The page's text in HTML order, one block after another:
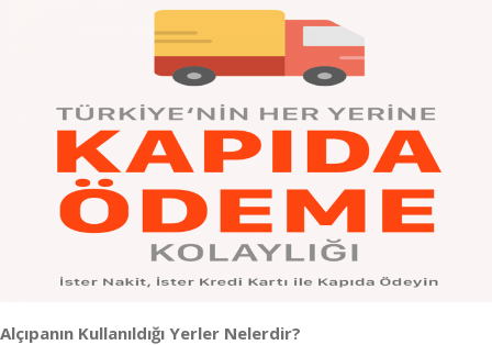
Alçıpanın Kullanıldığı Yerler Nelerdir?